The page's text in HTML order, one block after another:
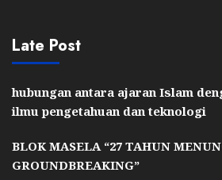
Late Post
hubungan antara ajaran Islam
ilmu pengetahuan dan teknologi
BLOK MASELA “27 TAHUN
GROUNDBREAKING”